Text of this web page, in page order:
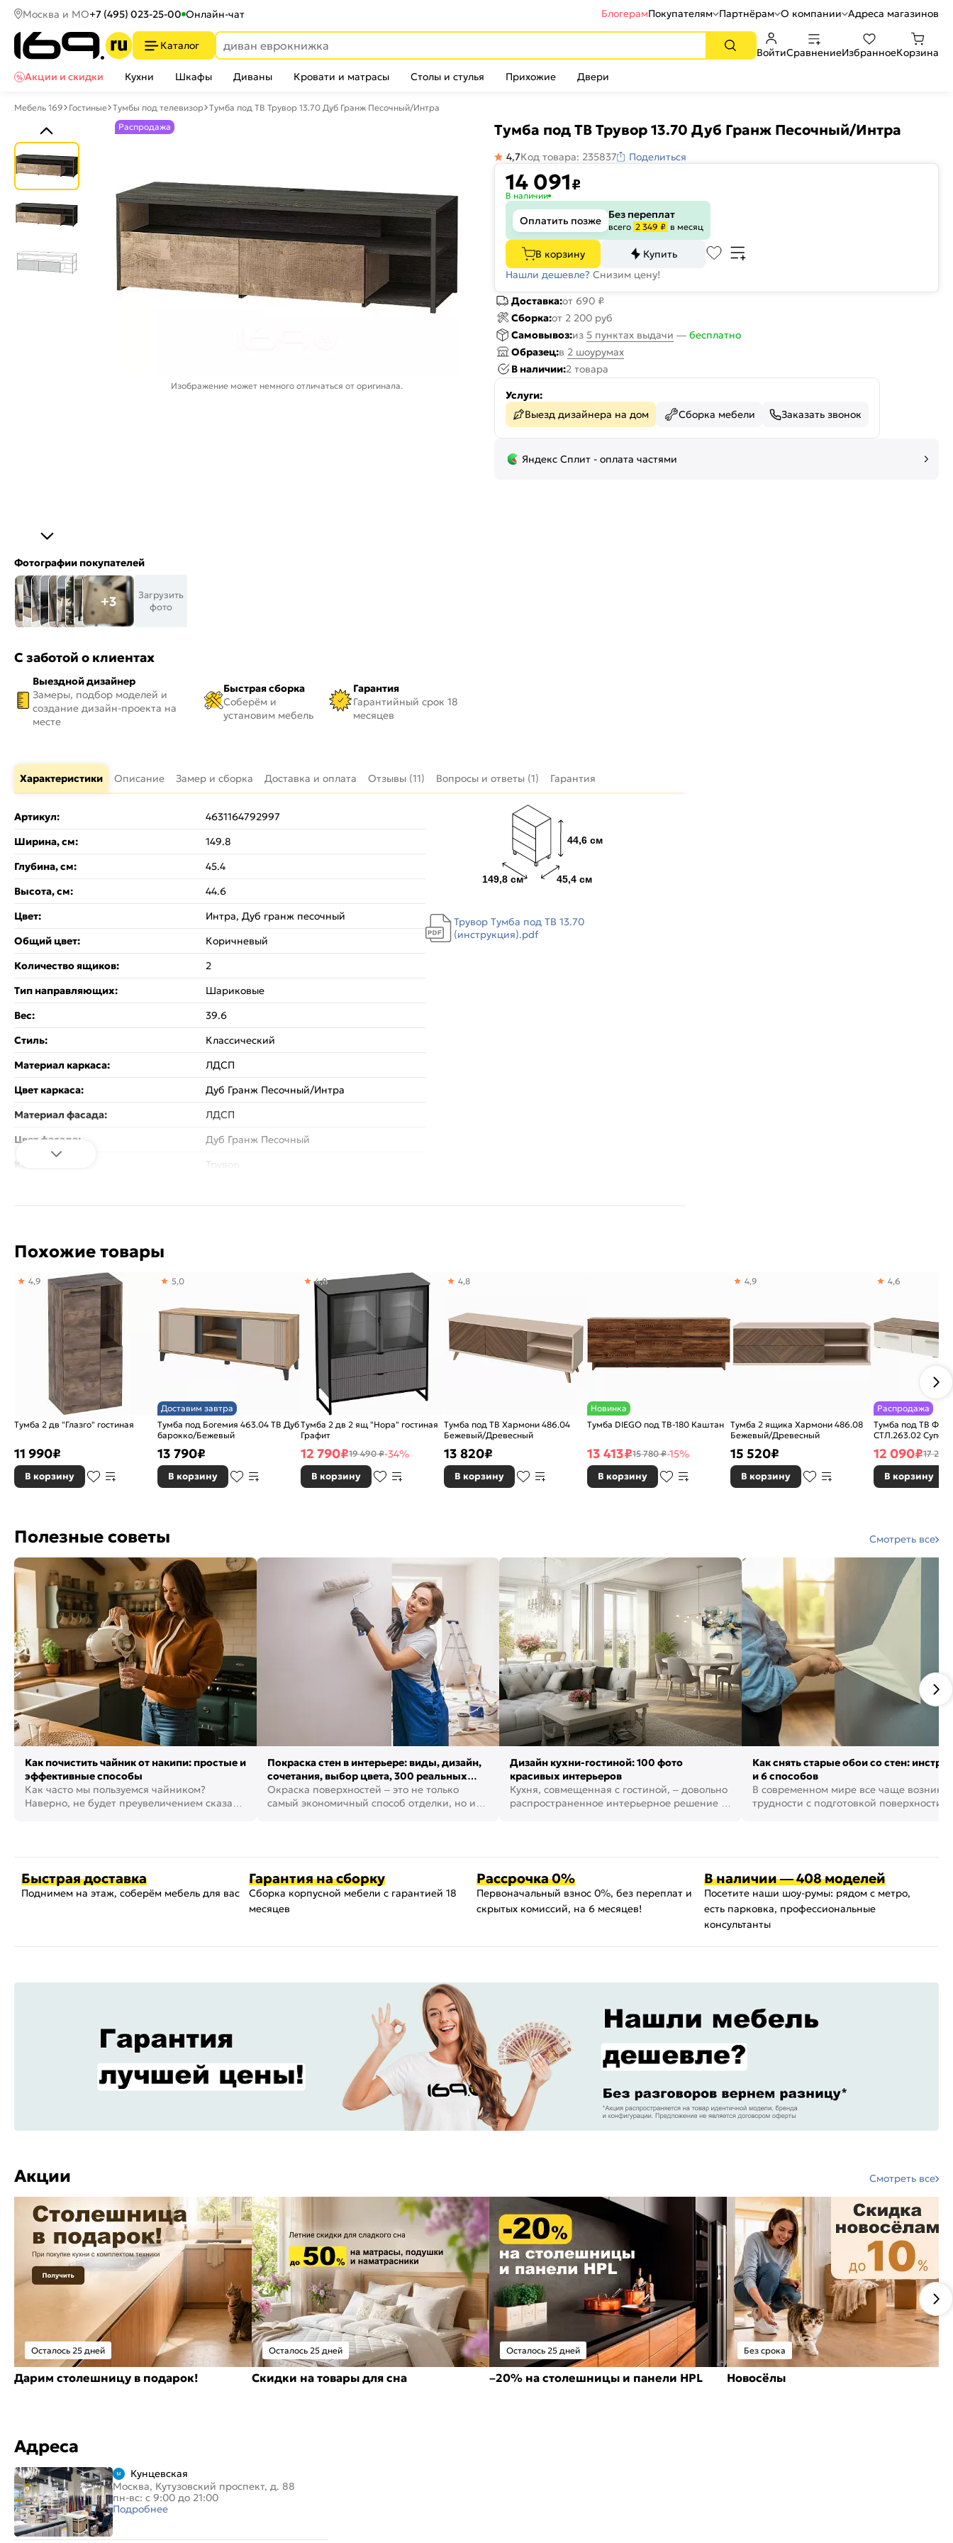
Москва и МО+7 (495) 023-25-00 Онлайн-чат БлогерамПокупателям Партнёрам О компании Адреса магазинов
Каталог
ВойтиСравнениеИзбранноеКорзина
Акции и скидки
Кухни Шкафы Диваны Кровати и матрасы Столы и стулья Прихожие Двери
Мебель 169 Гостиные Тумбы под телевизор Тумба под ТВ Трувор 13.70 Дуб Гранж Песочный/Интра
Распродажа
Изображение может немного отличаться от оригинала.
Фотографии покупателей
+3
Загрузить
фото
С заботой о клиентах
Выездной дизайнер
Замеры, подбор моделей и
создание дизайн-проекта на
месте
Быстрая сборка
Соберём и
установим мебель
Гарантия
Гарантийный срок 18
месяцев
Тумба под ТВ Трувор 13.70 Дуб Гранж Песочный/Интра
4,7Код товара: 235837 Поделиться
14 091₽
В наличии
Оплатить позже Без переплат
всего 2 349 ₽ в месяц
В корзину
Купить
Нашли дешевле? Снизим цену!
Доставка:от 690 ₽
Сборка:от 2 200 руб
Самовывоз:из 5 пунктах выдачи — бесплатно
Образец:в 2 шоурумах
В наличии:2 товара
Услуги:
Выезд дизайнера на дом
Сборка мебели Заказать звонок
Яндекс Сплит - оплата частями
Характеристики Описание Замер и сборка Доставка и оплата Отзывы (11) Вопросы и ответы (1) Гарантия
Артикул:
4631164792997
Ширина, см:
149.8
Глубина, см:
45.4
Высота, см:
44.6
Цвет:
Интра, Дуб гранж песочный
Общий цвет:
Коричневый
Количество ящиков:
2
Тип направляющих:
Шариковые
Вес:
39.6
Стиль:
Классический
Материал каркаса:
ЛДСП
Цвет каркаса:
Дуб Гранж Песочный/Интра
Материал фасада:
ЛДСП
Цвет фасада:
Дуб Гранж Песочный
Коллекция:
Трувор
Место для сидения (Тумбы):
Страна производитель:
Россия
Бренд:
МОБИ
Трувор Тумба под ТВ 13.70
(инструкция).pdf
Похожие товары
Тумба 2 дв "Глазго" гостиная
4,9
11 990₽
В корзину
Доставим завтра
Тумба под Богемия 463.04 ТВ Дуб
барокко/Бежевый
5,0
13 790₽
В корзину
Тумба 2 дв 2 ящ "Нора" гостиная
Графит
4,8
12 790₽19 490 ₽-34%
В корзину
Тумба под ТВ Хармони 486.04
Бежевый/Древесный
4,8
13 820₽
В корзину
Новинка
Тумба DIEGO под ТВ-180 Каштан
13 413₽15 780 ₽-15%
В корзину
Тумба 2 ящика Хармони 486.08
Бежевый/Древесный
4,9
15 520₽
В корзину
Распродажа
Тумба под ТВ
СТЛ.263.02
4,6
12 090₽17 271
В корзину
Полезные советы Смотреть все
Как почистить чайник от накипи: простые и
эффективные способы
Как часто мы пользуемся чайником?
Наверно, не будет преувеличением сказать,
Покраска стен в интерьере: виды, дизайн,
сочетания, выбор цвета, 300 реальных
фото
Окраска поверхностей – это не только
самый экономичный способ отделки, но и
Дизайн кухни-гостиной: 100 фото
красивых интерьеров
Кухня, совмещенная с гостиной, – довольно
распространенное интерьерное решение в
Как снять старые обои со стен:
и 6 способов
В современном мире все чаще
трудности с подготовкой поверхности
Быстрая доставка
Поднимем на этаж, соберём мебель для вас
Гарантия на сборку
Сборка корпусной мебели с гарантией 18
месяцев
Рассрочка 0%
Первоначальный взнос 0%, без переплат и
скрытых комиссий, на 6 месяцев!
В наличии — 408 моделей
Посетите наши шоу-румы: рядом с метро,
есть парковка, профессиональные
консультанты
Акции Смотреть все
Осталось 25 дней
Дарим столешницу в подарок!
Осталось 25 дней
Скидки на товары для сна
Осталось 25 дней
–20% на столешницы и панели HPL
Без срока
Новосёлы
Адреса
Кунцевская
Москва, Кутузовский проспект, д. 88
пн-вс: с 9:00 до 21:00
Подробнее